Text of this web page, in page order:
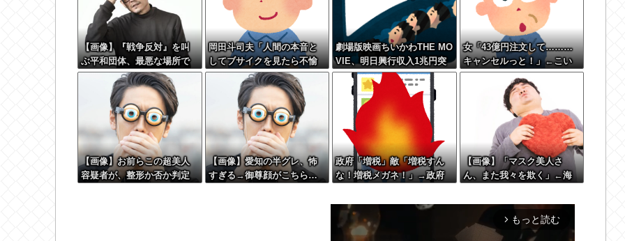
【画像】『戦争反対』を叫
ぶ平和団体、最悪な場所で
デモをしてしまう
岡田斗司夫「人間の本音と
してブサイクを見たら不愉
快になる。この責任をどう
とるんだ」
劇場版映画ちいかわTHE MO
VIE、明日興行収入1兆円突
破が確実にｗｗｗｗｗｗｗ
ｗｗｗｗｗｗ
女「43億円注文して………
キャンセルっと！」←こい
つの目的
【画像】お前らこの超美人
容疑者が、整形か否か判定
【画像】愛知の半グレ、怖
すぎる→御尊顔がこちら…
政府「増税」敵「増税すん
な！増税メガネ！」→政府
社会保障どうなる！」
【画像】「マスク美人さ
ん、また我々を欺く」←海
こちらw w w w w w w